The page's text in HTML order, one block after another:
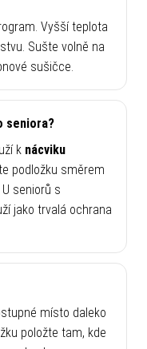
Vyšší teplota
Sušte volně na
sušičce.
seniora?
k nácviku
podložku směrem
seniorů s
jako trvalá ochrana
místo daleko
položte tam, kde